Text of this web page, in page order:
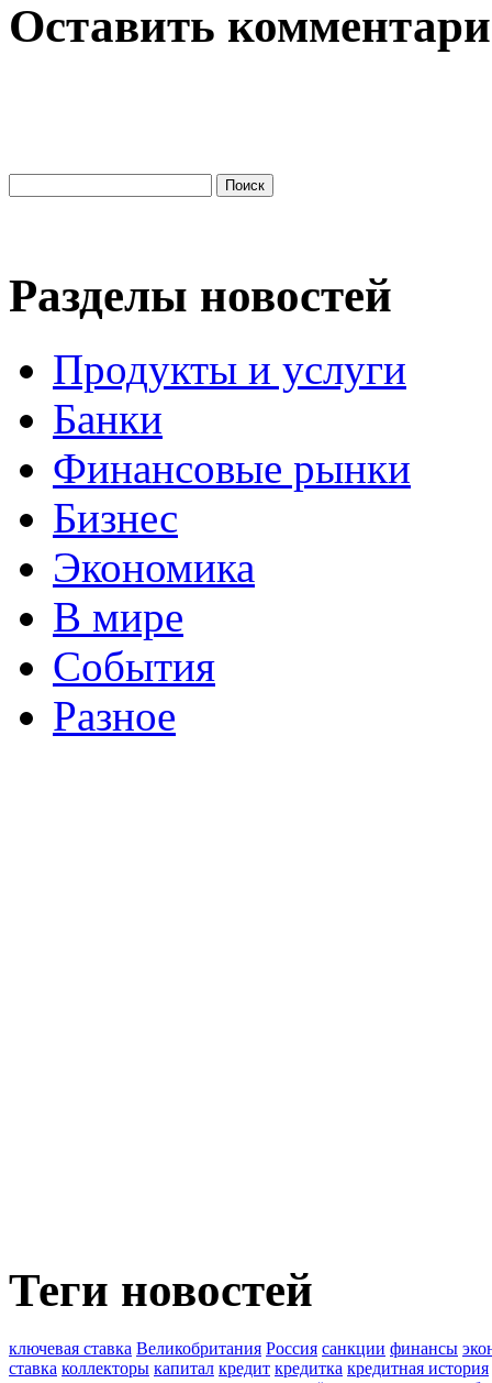
Оставить
Разделы новостей
Продукты и услуги
Банки
Финансовые рынки
Бизнес
Экономика
В мире
События
Разное
Теги новостей
ключевая ставка Великобритания Россия санкции финансы
ставка коллекторы капитал кредит кредитка кредитная история